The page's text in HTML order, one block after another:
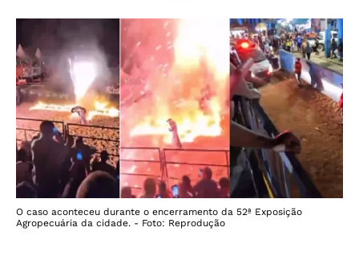
O caso aconteceu durante o encerramento da 52ª Exposição
Agropecuária da cidade. - Foto: Reprodução